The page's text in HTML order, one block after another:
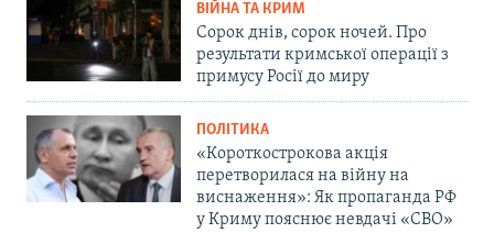
ВІЙНА ТА КРИМ
Сорок днів, сорок ночей. Про
результати кримської операції з
примусу Росії до миру
ПОЛІТИКА
«Короткострокова акція
перетворилася на війну на
виснаження»: Як пропаганда РФ
у Криму пояснює невдачі «СВО»